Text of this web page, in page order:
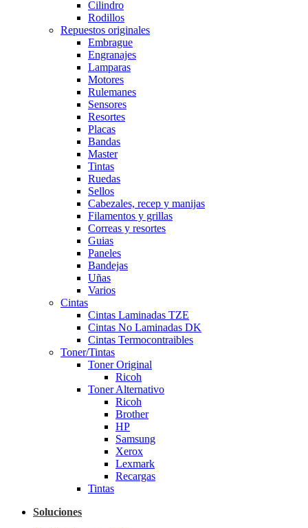
Cilindro
Rodillos
Repuestos originales
Embrague
Engranajes
Lamparas
Motores
Rulemanes
Sensores
Resortes
Placas
Bandas
Master
Tintas
Ruedas
Sellos
Cabezales, recep y manijas
Filamentos y grillas
Correas y resortes
Guias
Paneles
Bandejas
Uñas
Varios
Cintas
Cintas Laminadas TZE
Cintas No Laminadas DK
Cintas Termocontraibles
Toner/Tintas
Toner Original
Ricoh
Toner Alternativo
Ricoh
Brother
HP
Samsung
Xerox
Lexmark
Recargas
Tintas
Soluciones